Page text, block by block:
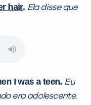
hair. Ela disse que
I was a teen. Eu
era adolescente.